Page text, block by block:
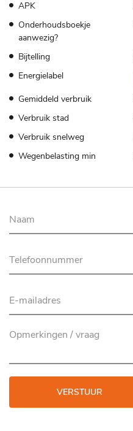
APK
Onderhoudsboekje
aanwezig?
Bijtelling
Energielabel
Gemiddeld verbruik
Verbruik stad
Verbruik snelweg
Wegenbelasting min
VERSTUUR